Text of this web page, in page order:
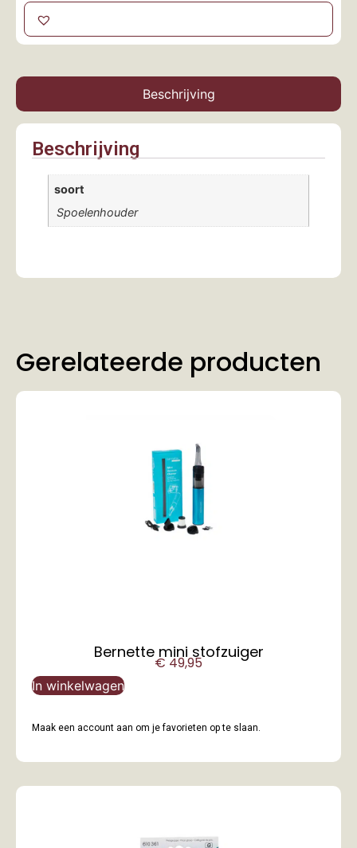
Beschrijving
Beschrijving
soort
Spoelenhouder
Gerelateerde producten
Bernette mini stofzuiger
€49,95
In winkelwagen
Maak een account aan om je favorieten op te slaan.